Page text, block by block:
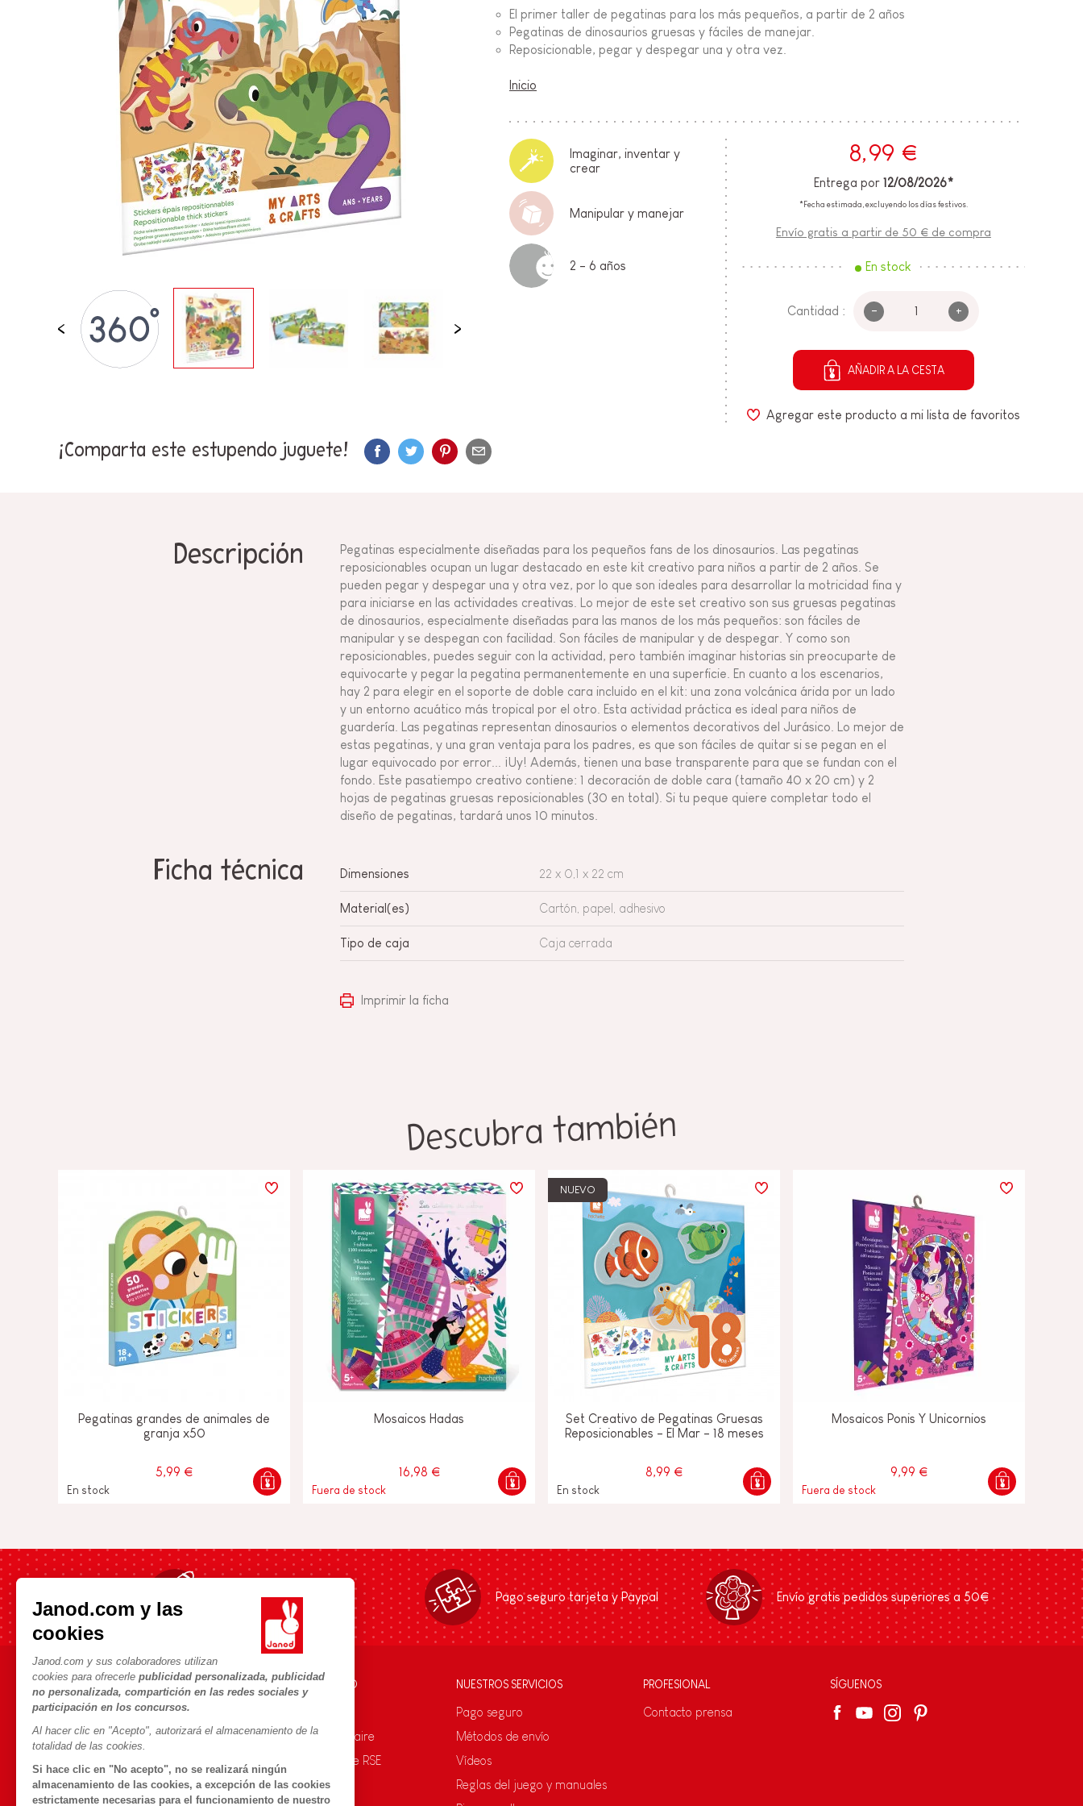
Janod.com y las
cookies
Janod.com y sus colaboradores utilizan
cookies para ofrecerle publicidad personalizada, publicidad
no personalizada, compartición en las redes sociales y
participación en los concursos.
Al hacer clic en "Acepto", autorizará el almacenamiento de la
totalidad de las cookies.
Si hace clic en "No acepto", no se realizará ningún
almacenamiento de las cookies, a excepción de las cookies
estrictamente necesarias para el funcionamiento de nuestro
BEBÉS & PRIMERA INFANCIA
JUEGOS DE IMITACION
UNIVERSOS
AIRE LIBRE
PIZARRAS, MOBILIARIO &
DECORACION
PIEZAS SUELTAS
El primer taller de pegatinas para los más pequeños, a partir de 2 años
Pegatinas de dinosaurios gruesas y fáciles de manejar.
Reposicionable, pegar y despegar una y otra vez.
Inicio
Imaginar, inventar y
crear
Manipular y manejar
2 - 6 años
8,99 €
Entrega por 12/08/2026*
*Fecha estimada, excluyendo los días festivos.
Envío gratis a partir de 50 € de compra
En stock
Cantidad : - +
AÑADIR A LA CESTA
Agregar este producto a mi lista de favoritos
¡Comparta este estupendo juguete!
Descripción
Pegatinas especialmente diseñadas para los pequeños fans de los dinosaurios. Las pegatinas
reposicionables ocupan un lugar destacado en este kit creativo para niños a partir de 2 años. Se
pueden pegar y despegar una y otra vez, por lo que son ideales para desarrollar la motricidad fina y
para iniciarse en las actividades creativas. Lo mejor de este set creativo son sus gruesas pegatinas
de dinosaurios, especialmente diseñadas para las manos de los más pequeños: son fáciles de
manipular y se despegan con facilidad. Son fáciles de manipular y de despegar. Y como son
reposicionables, puedes seguir con la actividad, pero también imaginar historias sin preocuparte de
equivocarte y pegar la pegatina permanentemente en una superficie. En cuanto a los escenarios,
hay 2 para elegir en el soporte de doble cara incluido en el kit: una zona volcánica árida por un lado
y un entorno acuático más tropical por el otro. Esta actividad práctica es ideal para niños de
guardería. Las pegatinas representan dinosaurios o elementos decorativos del Jurásico. Lo mejor de
estas pegatinas, y una gran ventaja para los padres, es que son fáciles de quitar si se pegan en el
lugar equivocado por error... ¡Uy! Además, tienen una base transparente para que se fundan con el
fondo. Este pasatiempo creativo contiene: 1 decoración de doble cara (tamaño 40 x 20 cm) y 2
hojas de pegatinas gruesas reposicionables (30 en total). Si tu peque quiere completar todo el
diseño de pegatinas, tardará unos 10 minutos.
Ficha técnica Dimensiones 22 x 0,1 x 22 cm
Material(es) Cartón, papel, adhesivo
Tipo de caja Caja cerrada
Imprimir la ficha
Descubra también
Pegatinas grandes de animales de
granja x50
5,99 €
En stock
Mosaicos Hadas
16,98 €
Fuera de stock
NUEVO
Set Creativo de Pegatinas Gruesas
Reposicionables - El Mar - 18 meses
8,99 €
En stock
Mosaicos Ponis Y Unicornios
9,99 €
Fuera de stock
Envío rápido en 24h Pago seguro tarjeta y Paypal Envío gratis pedidos superiores a 50€
AYUDA E INFORMACIÓN
Condiciones Generales
Preguntas más frecuentes
Tiendas
UNIVERSO JANOD
Nuestro savoir-faire
Compromisos de RSE
¿Qué es FSC®?
NUESTROS SERVICIOS
Pago seguro
Métodos de envío
Vídeos
Reglas del juego y manuales
PROFESIONAL
Contacto prensa
SÍGUENOS